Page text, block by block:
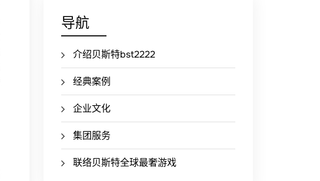
导航
介绍贝斯特bst2222
经典案例
企业文化
集团服务
联络贝斯特全球最奢游戏